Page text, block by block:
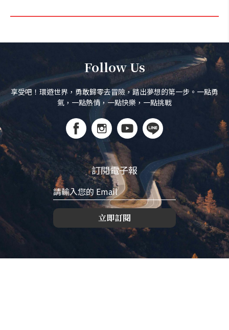
Follow Us
享受吧！環遊世界，勇敢歸零去冒險，踏出夢想的第一步。一點勇
氣，一點熱情，一點快樂，一點挑戰
訂閱電子報
立即訂閱